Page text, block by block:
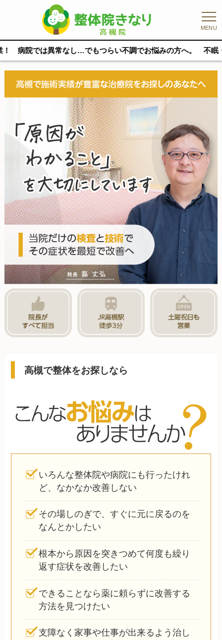
MENU
でもつらい不調でお悩みの方へ。 不眠・めまい・不安・パ
高槻で整体をお探しなら
いろんな整体院や病院にも行ったけれ
ど、なかなか改善しない
その場しのぎで、すぐに元に戻るのを
なんとかしたい
根本から原因を突きつめて何度も繰り
返す症状を改善したい
できることなら薬に頼らずに改善する
方法を見つけたい
支障なく家事や仕事が出来るよう治し